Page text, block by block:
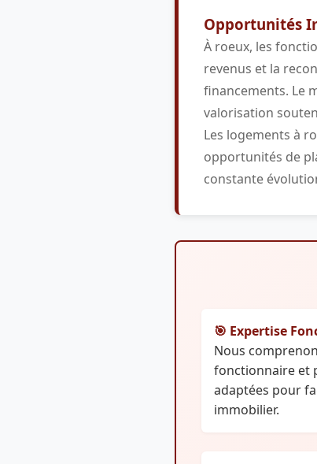
Opportunités
À roeux, les
revenus et la
financements. Le
valorisation
Les logements à
opportunités de
constante
🎯 Expertise
Nous
fonctionnaire et
adaptées pour
immobilier.